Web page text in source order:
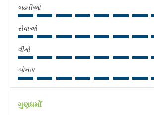
બઢતીઓ
સેવાઓ
વીમો
બોનસ
ગુણધર્મો